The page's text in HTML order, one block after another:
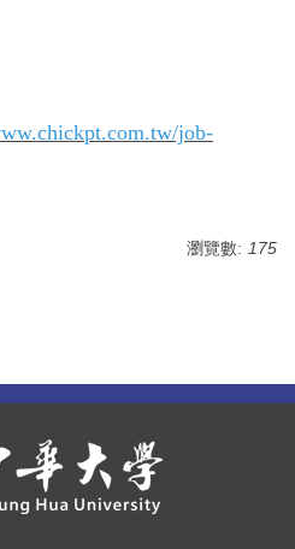
job-
瀏覽數: 175